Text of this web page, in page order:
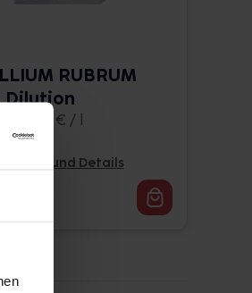
RUBRUM
Dilution
€ / l
und Details